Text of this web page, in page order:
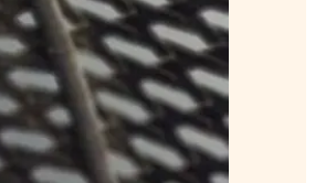
نهلة الغمراوي, PCC
كوتش خبير منتور كوتش متقدم